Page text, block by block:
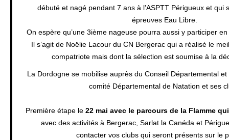
débuté et nagé pendant 7 ans à l’ASPTT Périgueux et qui
épreuves Eau Libre.
On espère qu’une 3ième nageuse pourra aussi y participer
Il s’agit de Noëlie Lacour du CN Bergerac qui a réalisé le
compatriote mais dont la sélection est soumise à la
La Dordogne se mobilise auprès du Conseil Départemental
comité Départemental de Natation et ses
Première étape le 22 mai avec le parcours de la Flamme
avec des activités à Bergerac, Sarlat la Canéda et
contacter vos clubs qui seront présents sur le